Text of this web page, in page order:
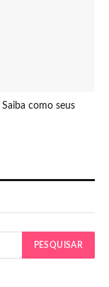
Saiba como seus